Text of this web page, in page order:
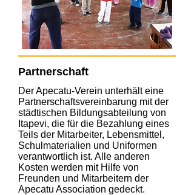
Partnerschaft
Der Apecatu-Verein unterhält eine
Partnerschaftsvereinbarung mit der
städtischen Bildungsabteilung von
Itapevi, die für die Bezahlung eines
Teils der Mitarbeiter, Lebensmittel,
Schulmaterialien und Uniformen
verantwortlich ist. Alle anderen
Kosten werden mit Hilfe von
Freunden und Mitarbeitern der
Apecatu Association gedeckt.